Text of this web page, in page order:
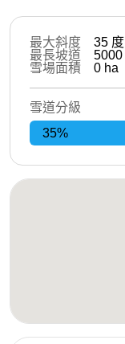
最大斜度 35 度
最長坡道
5000
雪場面積
0 ha
雪道分級
35%